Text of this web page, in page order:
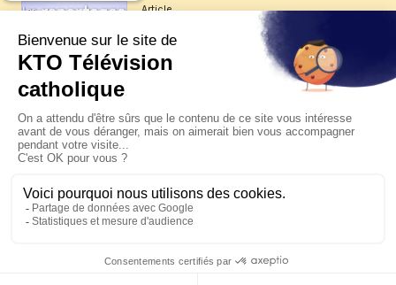
Article
Les reportages d'été 2026 de KTO
La visite pastorale du pape Léon
XIV à Assise à suivre sur KTO le
jeudi 6 août
Le pape en Uruguay, Argentine et
Pérou du 6 au 17 novembre 2026